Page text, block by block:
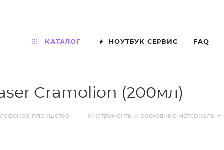
КАТАЛОГ НОУТБУК СЕРВИС FAQ
Cramolion (200мл)
планшетов. — Инструменты и расходные материалы